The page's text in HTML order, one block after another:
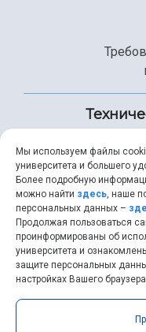
+7
Самарский
Мы используем файлы
университета и большего
Более подробную
можно найти здесь, наше
персональных данных –
Продолжая пользоваться
проинформированы об
университета и
защите персональных
настройках Вашего